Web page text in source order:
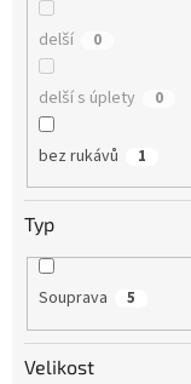
delší 0
delší s úplety 0
bez rukávů 1
Typ
Souprava 5
Velikost